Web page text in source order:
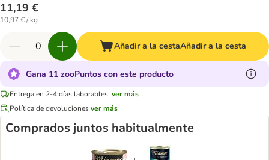
11,19 €
10,97 € / kg
Añadir a la cestaAñadir a la cesta
Gana 11 zooPuntos con este producto
Entrega en 2-4 días laborables: ver más
Política de devolucionesver más
Comprados juntos habitualmente